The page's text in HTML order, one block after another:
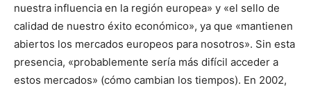
nuestra influencia en la región europea» y «el sello de
calidad de nuestro éxito económico», ya que «mantienen
abiertos los mercados europeos para nosotros». Sin esta
presencia, «probablemente sería más difícil acceder a
estos mercados» (cómo cambian los tiempos). En 2002,